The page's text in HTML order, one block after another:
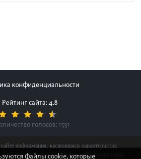
конфиденциальности
Рейтинг сайта: 4.8
голосов: 1531
сайте информация, касающаяся характеристик
стоимости товаров, носит информационный
файлы cookie, которые